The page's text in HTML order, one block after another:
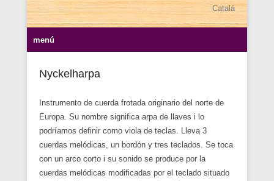
Catalá
Menu Secundario
menú
Nyckelharpa
Instrumento de cuerda frotada originario del norte de
Europa. Su nombre significa arpa de llaves i lo
podríamos definir como viola de teclas. Lleva 3
cuerdas melódicas, un bordón y tres teclados. Se toca
con un arco corto i su sonido se produce por la
cuerdas melódicas modificadas por el teclado situado